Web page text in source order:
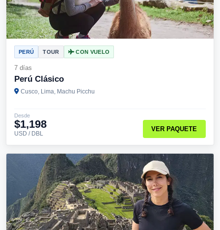
PERÚ TOUR CON VUELO
7 días
Perú Clásico
Cusco, Lima, Machu Picchu
Desde
$1,198
USD / DBL
VER PAQUETE